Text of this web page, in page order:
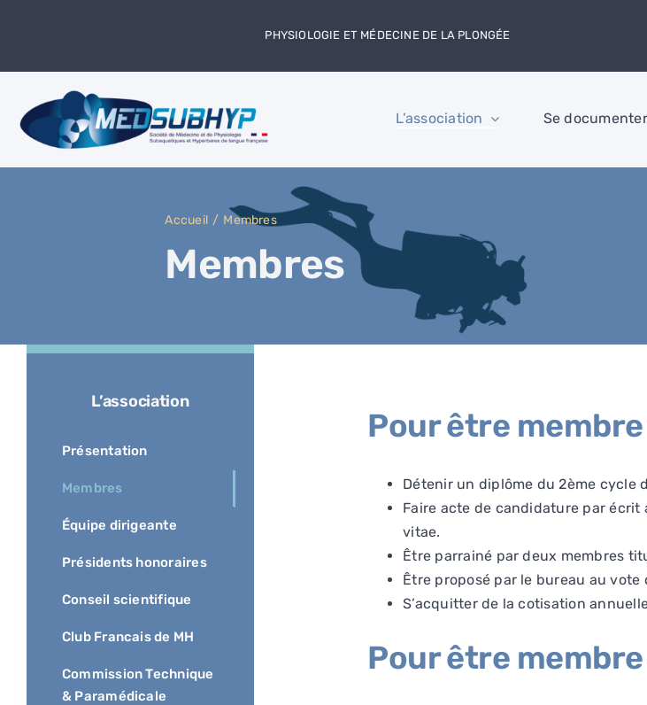
PHYSIOLOGIE ET MÉDECINE DE LA PLONGÉE
L’association Se documenter
Accueil Membres
Membres
Pour être
Détenir un diplôme du 2ème cycle
Faire acte de candidature par
vitae.
Être parrainé par deux membres
Être proposé par le bureau au vote
S’acquitter de la cotisation
Pour être
L’association
Présentation
Membres
Équipe dirigeante
Présidents honoraires
Conseil scientifique
Club Francais de MH
Commission Technique
& Paramédicale